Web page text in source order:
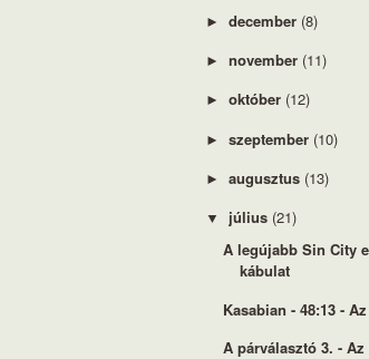
► december (8)
► november (11)
► október (12)
► szeptember (10)
► augusztus (13)
▼ július (21)
A legújabb Sin City
kábulat
Kasabian - 48:13 -
A párválasztó 3. -